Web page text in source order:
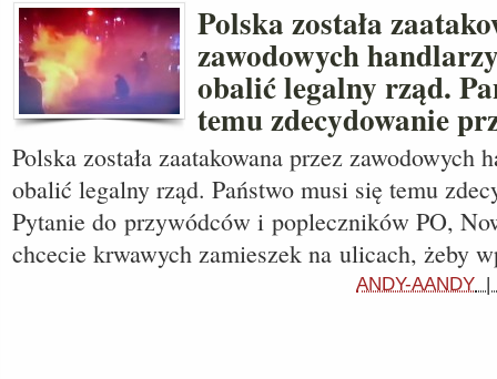
Polska została
zawodowych
obalić legalny rząd.
temu zdecydowanie
Polska została zaatakowana przez zawodowych
obalić legalny rząd. Państwo musi się temu
Pytanie do przywódców i popleczników PO,
chcecie krwawych zamieszek na ulicach, żeby
ANDY-AANDY